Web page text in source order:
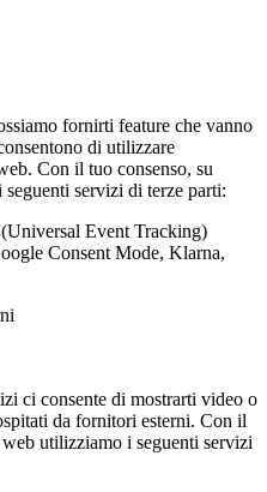
fornirti feature che vanno
di utilizzare
Con il tuo consenso, su
servizi di terze parti:
Event Tracking)
Consent Mode, Klarna,
ci consente di mostrarti video o
da fornitori esterni. Con il
utilizziamo i seguenti servizi